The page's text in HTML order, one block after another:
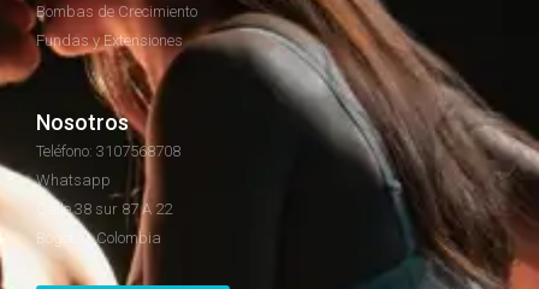
Bombas de Crecimiento
Fundas y Extensiones
Nosotros
Teléfono: 3107568708
Whatsapp
Calle 38 sur 87 A 22
Bogotá - Colombia